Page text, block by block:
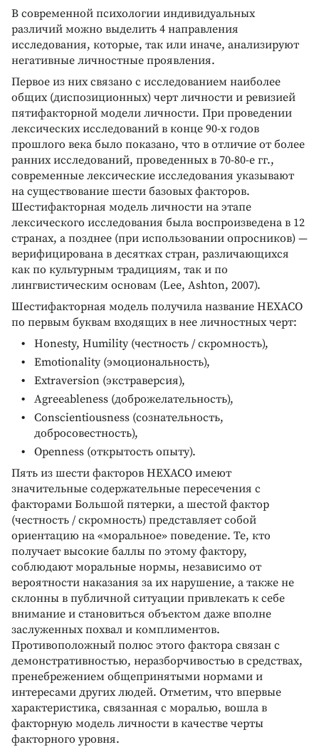
В современной психологии индивидуальных
различий можно выделить 4 направления
исследования, которые, так или иначе, анализируют
негативные личностные проявления.
Первое из них связано с исследованием наиболее
общих (диспозиционных) черт личности и ревизией
пятифакторной модели личности. При проведении
лексических исследований в конце 90-х годов
прошлого века было показано, что в отличие от более
ранних исследований, проведенных в 70-80-е гг.,
современные лексические исследования указывают
на существование шести базовых факторов.
Шестифакторная модель личности на этапе
лексического исследования была воспроизведена в 12
странах, а позднее (при использовании опросников) —
верифицирована в десятках стран, различающихся
как по культурным традициям, так и по
лингвистическим основам (Lee, Ashton, 2007).
Шестифакторная модель получила название HEXACO
по первым буквам входящих в нее личностных черт:
Honesty, Humility (честность / скромность),
Emotionality (эмоциональность),
Extraversion (экстраверсия),
Agreeableness (доброжелательность),
Conscientiousness (сознательность,
добросовестность),
Openness (открытость опыту).
Пять из шести факторов HEXACO имеют
значительные содержательные пересечения с
факторами Большой пятерки, а шестой фактор
(честность / скромность) представляет собой
ориентацию на «моральное» поведение. Те, кто
получает высокие баллы по этому фактору,
соблюдают моральные нормы, независимо от
вероятности наказания за их нарушение, а также не
склонны в публичной ситуации привлекать к себе
внимание и становиться объектом даже вполне
заслуженных похвал и комплиментов.
Противоположный полюс этого фактора связан с
демонстративностью, неразборчивостью в средствах,
пренебрежением общепринятыми нормами и
интересами других людей. Отметим, что впервые
характеристика, связанная с моралью, вошла в
факторную модель личности в качестве черты
факторного уровня.